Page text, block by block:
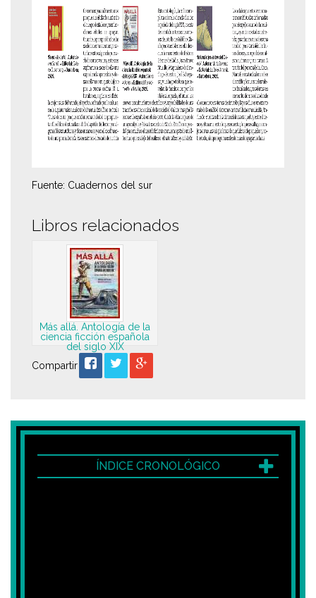
Fuente: Cuadernos del sur
Libros relacionados
Más allá. Antología de la
ciencia ficción española
del siglo XIX
Compartir
ÍNDICE CRONOLÓGICO